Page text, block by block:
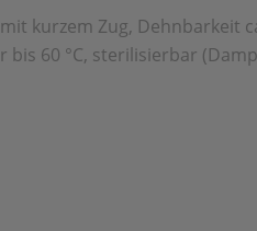
kurzem Zug, Dehnbarkeit
bis 60 °C, sterilisierbar